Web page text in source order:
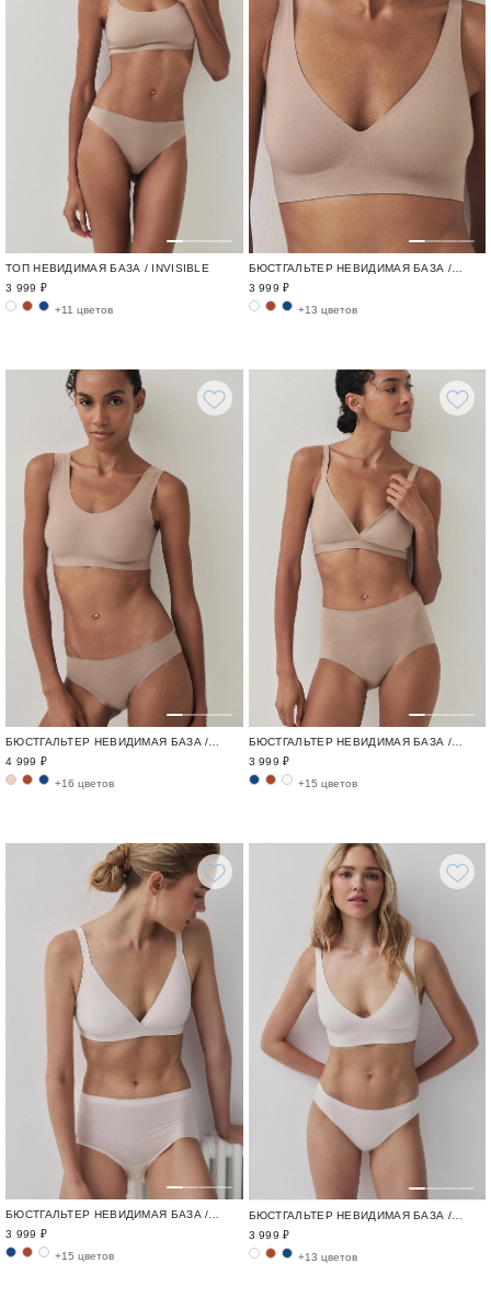
ТОП НЕВИДИМАЯ БАЗА / INVISIBLE
3 999 ₽
+11 цветов
БЮСТГАЛЬТЕР НЕВИДИМАЯ БАЗА / INVISIBLE
3 999 ₽
+13 цветов
4 999 ₽
+16 цветов
БЮСТГАЛЬТЕР НЕВИДИМАЯ БАЗА / INVISIBLE
3 999 ₽
+15 цветов
БЮСТГАЛЬТЕР НЕВИДИМАЯ БАЗА / INVISIBLE
3 999 ₽
+15 цветов
БЮСТГАЛЬТЕР НЕВИДИМАЯ БАЗА / INVISIBLE
3 999 ₽
+13 цветов